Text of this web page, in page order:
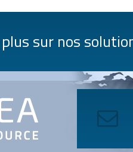
sur nos